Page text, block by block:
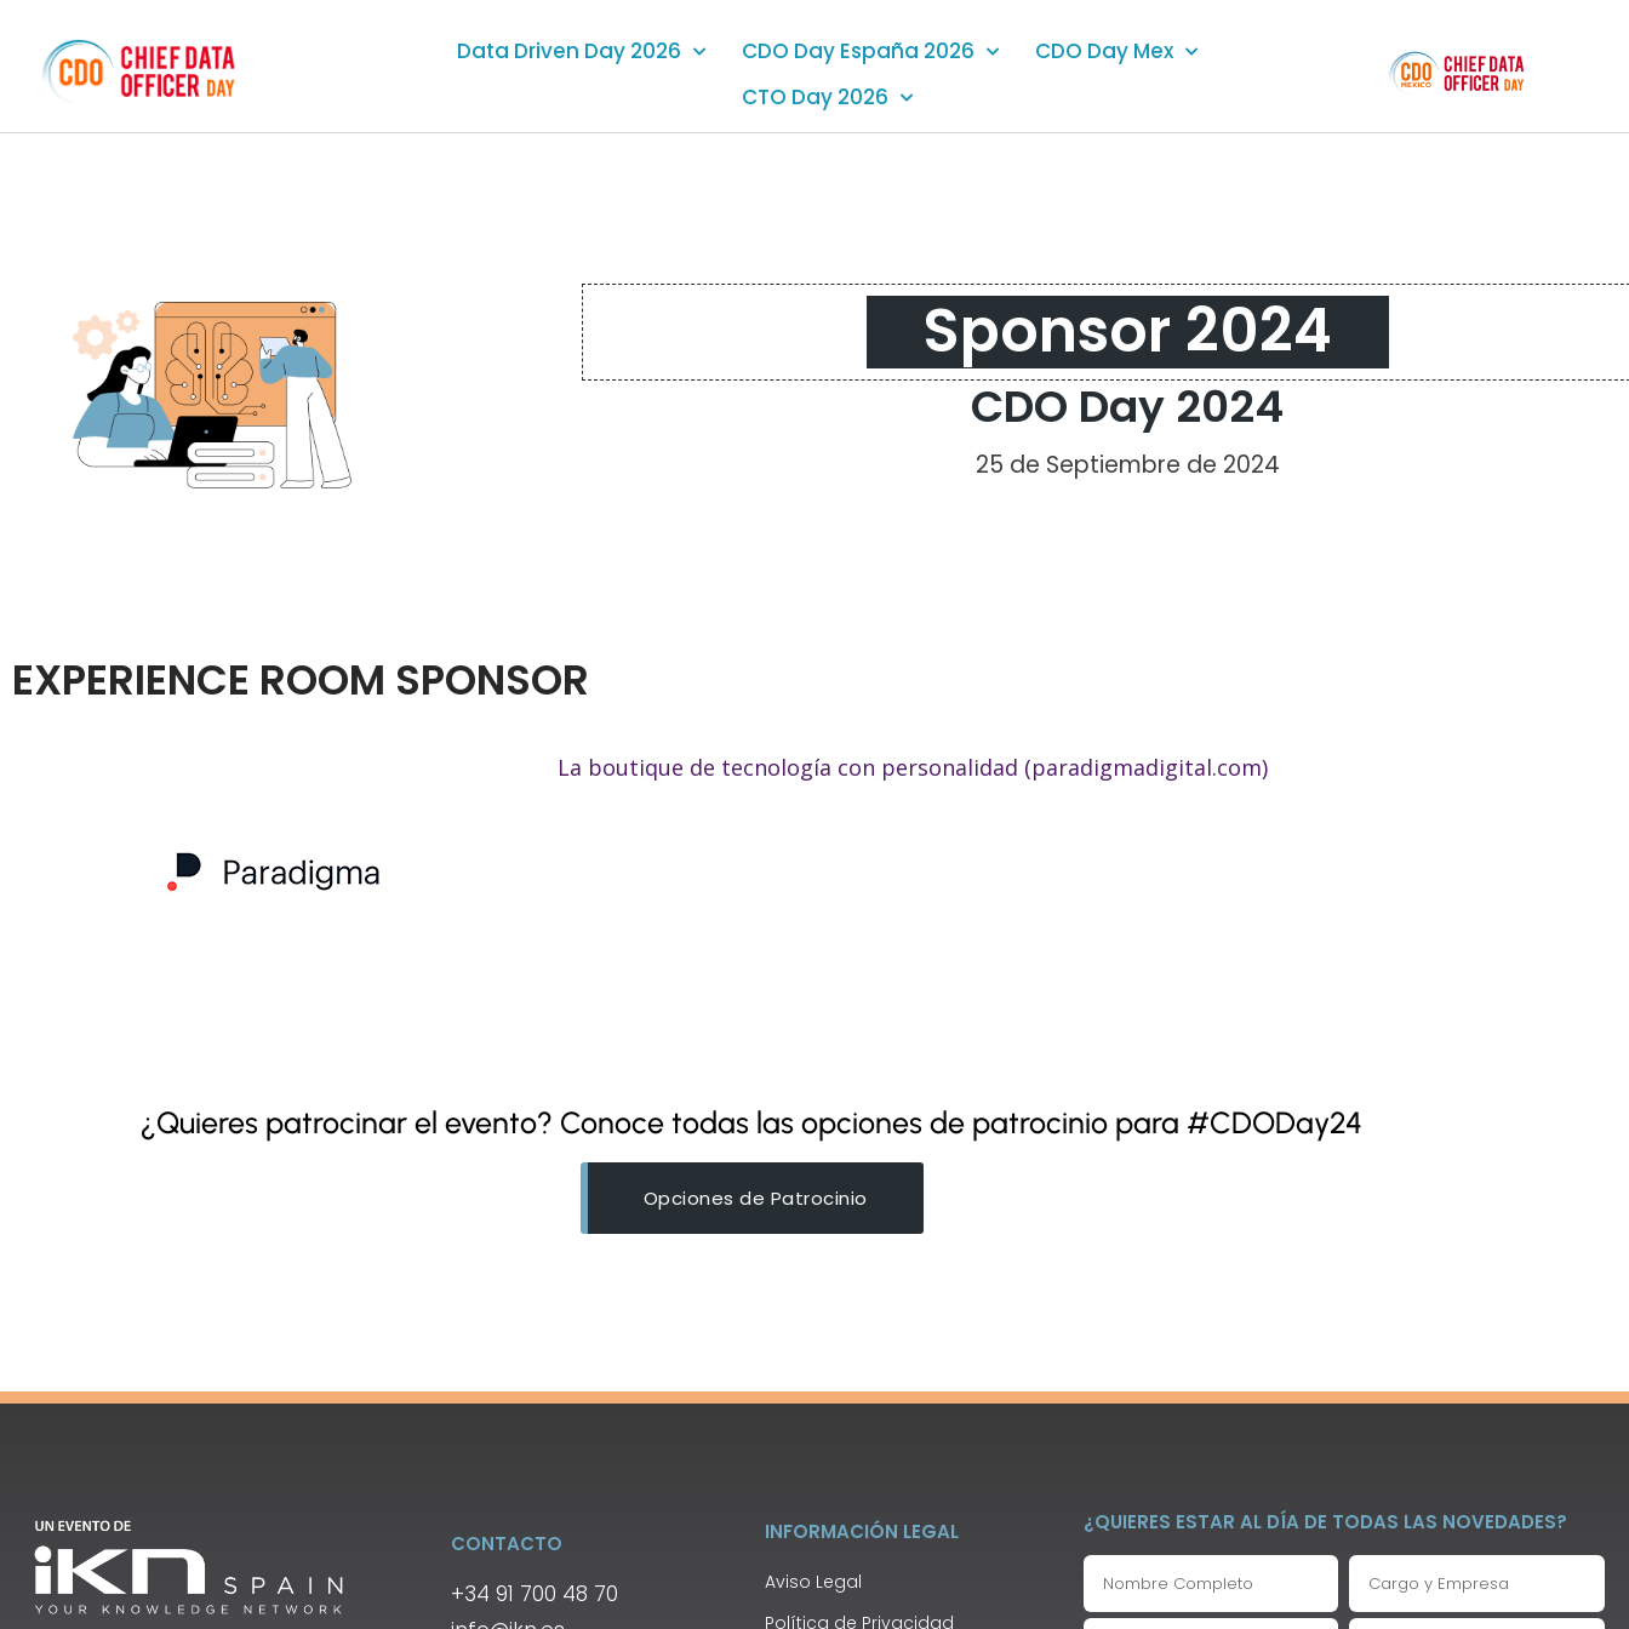
Data Driven Day 2026 CDO Day España 2026
CDO Day Mex
CTO Day 2026
Sponsor 2024
CDO Day 2024
25 de Septiembre de 2024
EXPERIENCE ROOM SPONSOR
La boutique de tecnología con personalidad (paradigmadigital.com)
¿Quieres patrocinar el evento? Conoce todas las opciones de patrocinio para #CDODay24
Opciones de Patrocinio
CONTACTO
+34 91 700 48 70
INFORMACIÓN LEGAL
Aviso Legal
Política de Privacidad
¿QUIERES ESTAR AL DÍA DE TODAS LAS NOVEDADES?